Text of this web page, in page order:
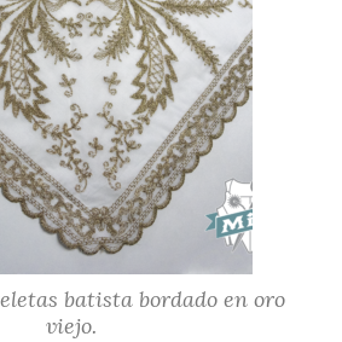
batista bordado en oro
viejo.